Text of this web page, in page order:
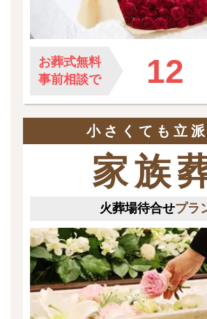
お葬式無料
事前相談で
12
小さくても立
家族
火葬場待合せプラ